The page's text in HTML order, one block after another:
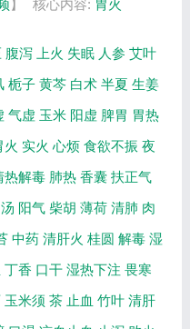
】 核心内容: 胃火
腹泻 上火 失眠 人参 艾叶
栀子 黄芩 白术 半夏 生姜
气虚 玉米 阳虚 脾胃 胃热
火 实火 心烦 食欲不振 夜
热解毒 肺热 香囊 扶正气
阳气 柴胡 薄荷 清肺 肉
中药 清肝火 桂圆 解毒 湿
丁香 口干 湿热下注 畏寒
玉米须 茶 止血 竹叶 清肝